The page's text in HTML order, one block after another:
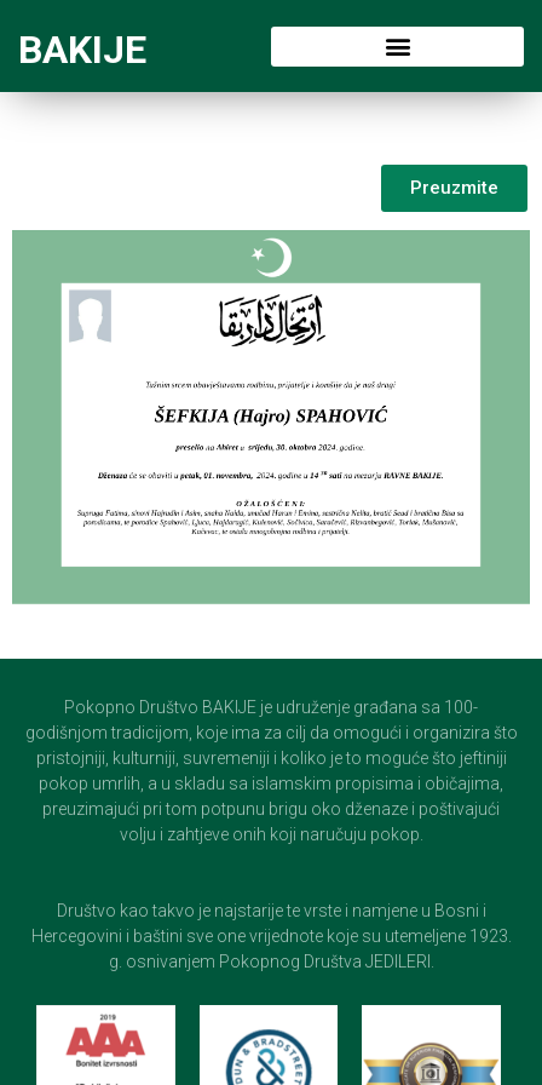
BAKIJE
Preuzmite
Pokopno Društvo BAKIJE je udruženje građana sa 100-
godišnjom tradicijom, koje ima za cilj da omogući i organizira što
pristojniji, kulturniji, suvremeniji i koliko je to moguće što jeftiniji
pokop umrlih, a u skladu sa islamskim propisima i običajima,
preuzimajući pri tom potpunu brigu oko dženaze i poštivajući
volju i zahtjeve onih koji naručuju pokop.
Društvo kao takvo je najstarije te vrste i namjene u Bosni i
Hercegovini i baštini sve one vrijednote koje su utemeljene 1923.
g. osnivanjem Pokopnog Društva JEDILERI.